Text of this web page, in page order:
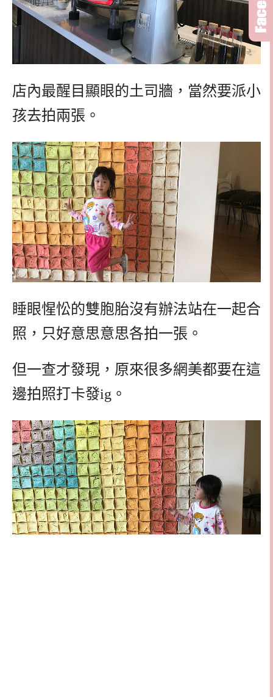
店內最醒目顯眼的土司牆，當然要派小
孩去拍兩張。
睡眼惺忪的雙胞胎沒有辦法站在一起合
照，只好意思意思各拍一張。
但一查才發現，原來很多網美都要在這
邊拍照打卡發ig。